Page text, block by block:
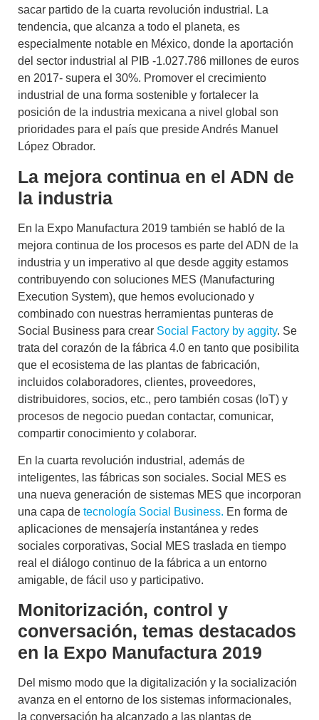
sacar partido de la cuarta revolución industrial. La
tendencia, que alcanza a todo el planeta, es
especialmente notable en México, donde la aportación
del sector industrial al PIB -1.027.786 millones de euros
en 2017- supera el 30%. Promover el crecimiento
industrial de una forma sostenible y fortalecer la
posición de la industria mexicana a nivel global son
prioridades para el país que preside Andrés Manuel
López Obrador.
La mejora continua en el ADN de
la industria
En la Expo Manufactura 2019 también se habló de la
mejora continua de los procesos es parte del ADN de la
industria y un imperativo al que desde aggity estamos
contribuyendo con soluciones MES (Manufacturing
Execution System), que hemos evolucionado y
combinado con nuestras herramientas punteras de
Social Business para crear Social Factory by aggity. Se
trata del corazón de la fábrica 4.0 en tanto que posibilita
que el ecosistema de las plantas de fabricación,
incluidos colaboradores, clientes, proveedores,
distribuidores, socios, etc., pero también cosas (IoT) y
procesos de negocio puedan contactar, comunicar,
compartir conocimiento y colaborar.
En la cuarta revolución industrial, además de
inteligentes, las fábricas son sociales. Social MES es
una nueva generación de sistemas MES que incorporan
una capa de tecnología Social Business. En forma de
aplicaciones de mensajería instantánea y redes
sociales corporativas, Social MES traslada en tiempo
real el diálogo continuo de la fábrica a un entorno
amigable, de fácil uso y participativo.
Monitorización, control y
conversación, temas destacados
en la Expo Manufactura 2019
Del mismo modo que la digitalización y la socialización
avanza en el entorno de los sistemas informacionales,
la conversación ha alcanzado a las plantas de